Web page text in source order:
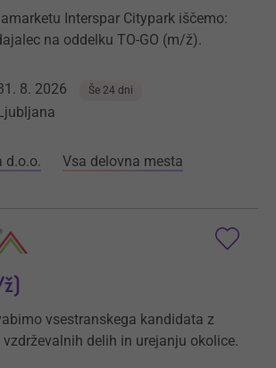
Interspar Citypark iščemo:
na oddelku TO-GO (m/ž).
8. 2026 Še 24 dni
Ljubljana
d.o.o. Vsa delovna mesta
vsestranskega kandidata z
delih in urejanju okolice.